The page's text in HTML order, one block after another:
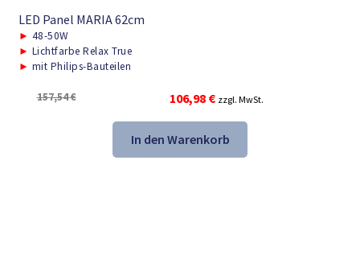
LED Panel MARIA 62cm
► 48-50W
► Lichtfarbe Relax True
► mit Philips-Bauteilen
157,54€
Ursprünglicher
Preis
war:
157,54 €
106,98 €Aktueller
Preis
ist:
106,98 €.
zzgl. MwSt.
In den Warenkorb